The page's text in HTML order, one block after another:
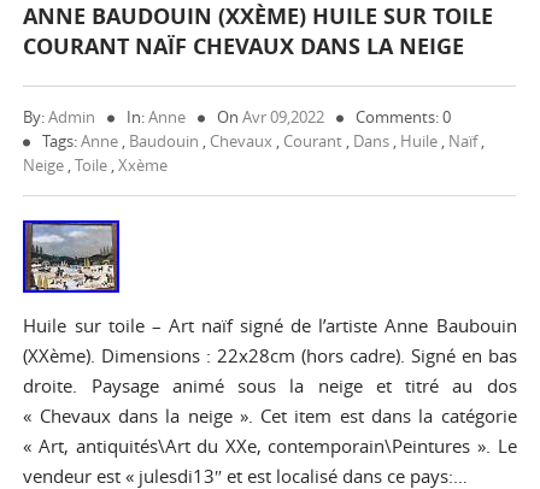
ANNE BAUDOUIN (XXÈME) HUILE SUR TOILE
COURANT NAÏF CHEVAUX DANS LA NEIGE
By:Admin In:Anne OnAvr 09,2022
Comments: 0
Tags:Anne , Baudouin , Chevaux , Courant , Dans , Huile , Naïf,
Neige ,Toile ,Xxème
Huile sur toile – Art naïf signé de l’artiste Anne Baubouin
(XXème). Dimensions : 22x28cm (hors cadre). Signé en bas
droite. Paysage animé sous la neige et titré au dos
« Chevaux dans la neige ». Cet item est dans la catégorie
« Art, antiquités\Art du XXe, contemporain\Peintures ». Le
vendeur est « julesdi13″ et est localisé dans ce pays:…